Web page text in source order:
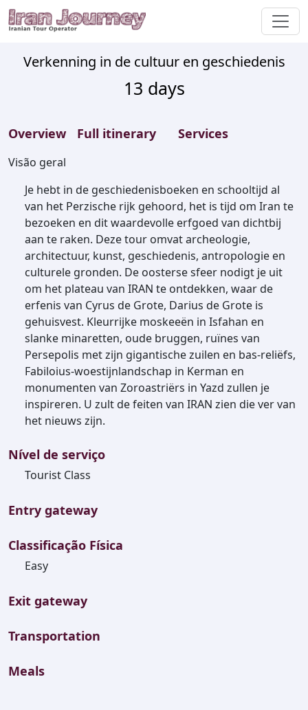
Verkenning in de cultuur en geschiedenis
13 days
Overview Full itinerary Services
Visão geral
Je hebt in de geschiedenisboeken en schooltijd al
van het Perzische rijk gehoord, het is tijd om Iran te
bezoeken en dit waardevolle erfgoed van dichtbij
aan te raken. Deze tour omvat archeologie,
architectuur, kunst, geschiedenis, antropologie en
culturele gronden. De oosterse sfeer nodigt je uit
om het plateau van IRAN te ontdekken, waar de
erfenis van Cyrus de Grote, Darius de Grote is
gehuisvest. Kleurrijke moskeeën in Isfahan en
slanke minaretten, oude bruggen, ruïnes van
Persepolis met zijn gigantische zuilen en bas-reliëfs,
Fabiloius-woestijnlandschap in Kerman en
monumenten van Zoroastriërs in Yazd zullen je
inspireren. U zult de feiten van IRAN zien die ver van
het nieuws zijn.
Nível de serviço
Tourist Class
Entry gateway
Classificação Física
Easy
Exit gateway
Transportation
Meals